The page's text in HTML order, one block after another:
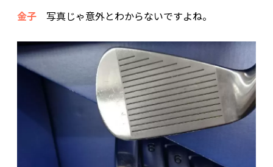
金子 写真じゃ意外とわからないですよね。